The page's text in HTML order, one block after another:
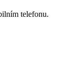
telefonu.